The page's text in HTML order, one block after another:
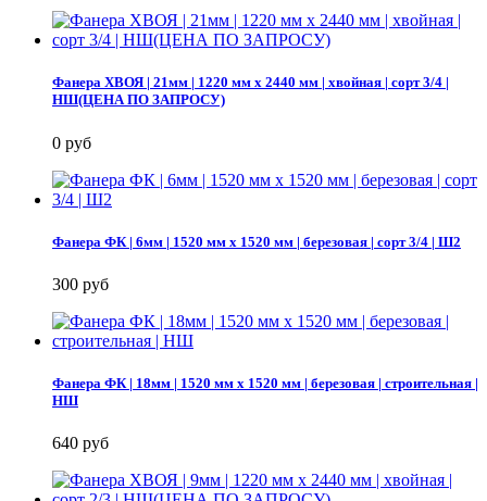
Фанера ХВОЯ | 21мм | 1220 мм х 2440 мм | хвойная | сорт 3/4 |
НШ(ЦЕНА ПО ЗАПРОСУ)
0 руб
Фанера ФК | 6мм | 1520 мм х 1520 мм | березовая | сорт 3/4 | Ш2
300 руб
Фанера ФК | 18мм | 1520 мм х 1520 мм | березовая | строительная |
НШ
640 руб